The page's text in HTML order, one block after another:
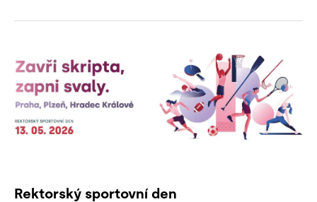
Rektorský sportovní den